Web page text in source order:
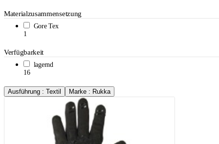
Materialzusammensetzung
Gore Tex
1
Verfügbarkeit
lagernd
16
Ausführung : Textil Marke : Rukka